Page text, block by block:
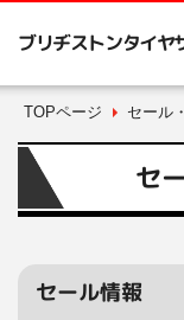
ブリヂストンタイヤ
TOPページ セール
セ
セール情報